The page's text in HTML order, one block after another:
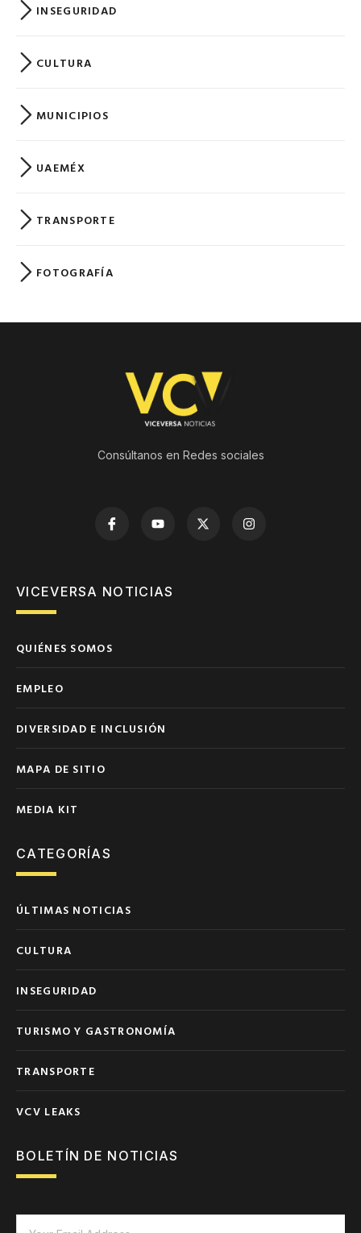
INSEGURIDAD
CULTURA
MUNICIPIOS
UAEMÉX
TRANSPORTE
FOTOGRAFÍA
Consúltanos en Redes sociales
VICEVERSA NOTICIAS
QUIÉNES SOMOS
EMPLEO
DIVERSIDAD E INCLUSIÓN
MAPA DE SITIO
MEDIA KIT
CATEGORÍAS
ÚLTIMAS NOTICIAS
CULTURA
INSEGURIDAD
TURISMO Y GASTRONOMÍA
TRANSPORTE
VCV LEAKS
BOLETÍN DE NOTICIAS